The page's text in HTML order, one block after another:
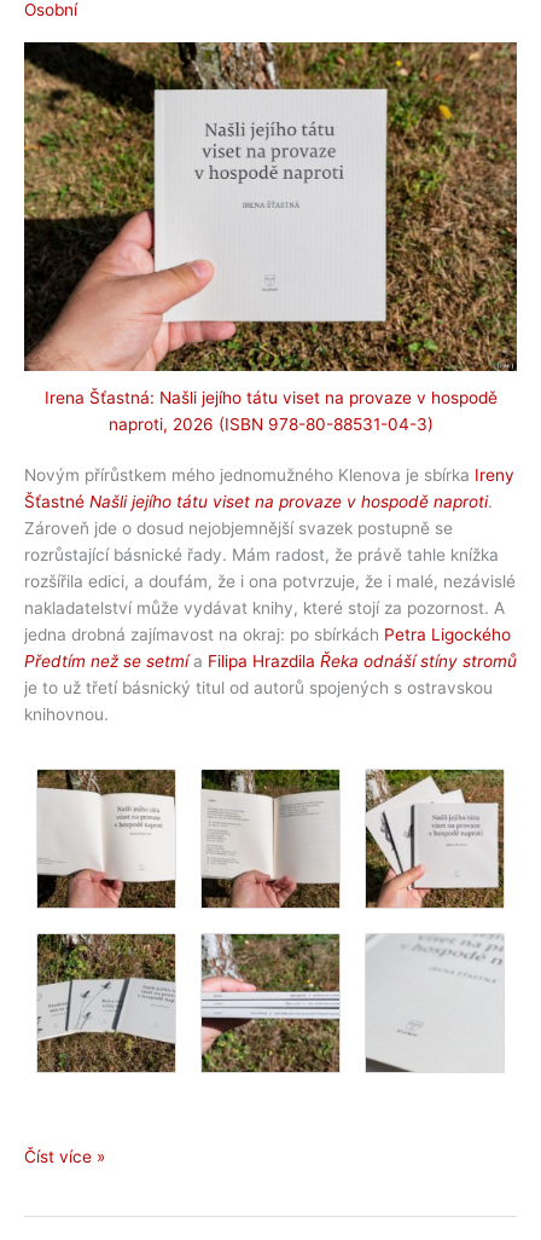
Osobní
Irena Šťastná: Našli jejího tátu viset na provaze v hospodě
naproti, 2026 (ISBN 978-80-88531-04-3)
Novým přírůstkem mého jednomužného Klenova je sbírka Ireny
Šťastné Našli jejího tátu viset na provaze v hospodě naproti.
Zároveň jde o dosud nejobjemnější svazek postupně se
rozrůstající básnické řady. Mám radost, že právě tahle knížka
rozšířila edici, a doufám, že i ona potvrzuje, že i malé, nezávislé
nakladatelství může vydávat knihy, které stojí za pozornost. A
jedna drobná zajímavost na okraj: po sbírkách Petra Ligockého
Předtím než se setmía Filipa Hrazdila Řeka odnáší stíny stromů
je to už třetí básnický titul od autorů spojených s ostravskou
knihovnou.
Irena
Číst více »